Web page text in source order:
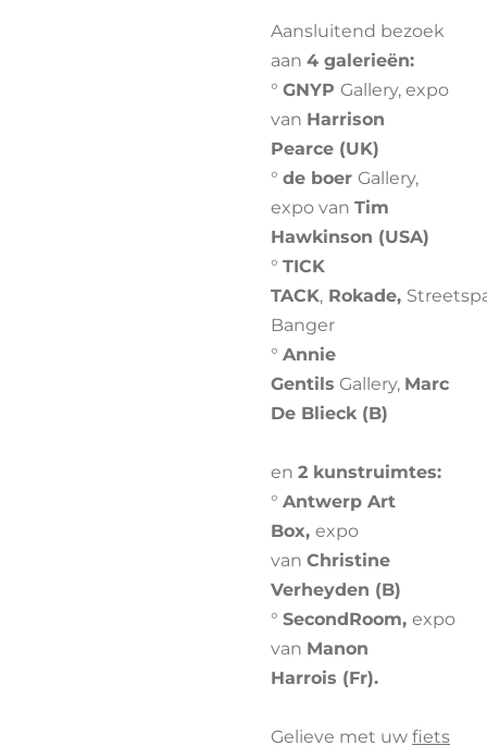
Aansluitend bezoek
aan 4 galerieën:
° GNYP Gallery, expo
van Harrison
Pearce (UK)
° de boer Gallery,
expo van Tim
Hawkinson (USA)
° TICK
TACK, Rokade,
Banger
° Annie
Gentils Gallery, Marc
De Blieck (B)
en 2 kunstruimtes:
° Antwerp Art
Box, expo
van Christine
Verheyden (B)
° SecondRoom, expo
van Manon
Harrois (Fr).
Gelieve met uw fiets